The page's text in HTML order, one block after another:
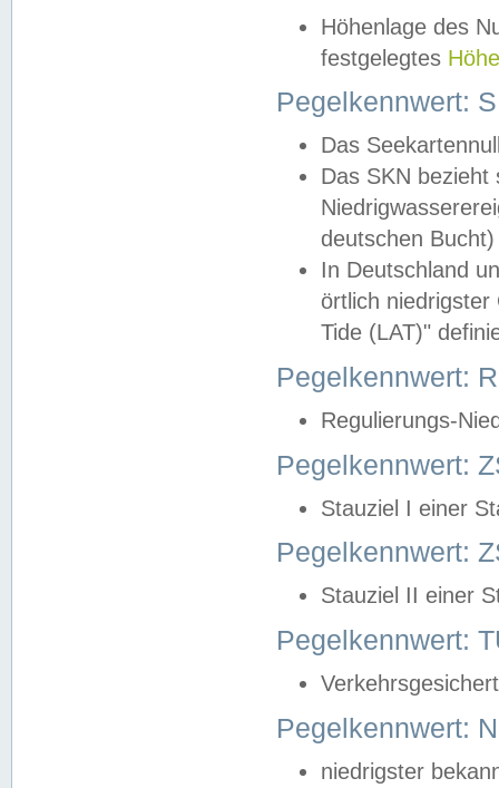
Höhenlage des
festgelegtes
Pegelkennwert:
Das
Das SKN
deutschen
In Deutschland
örtlich
Tide (LAT)"
Pegelkennwert:
Regulierungs-
Pegelkennwert:
Stauziel I einer
Pegelkennwert:
Stauziel II einer
Pegelkennwert:
Pegelkennwert:
niedrigster